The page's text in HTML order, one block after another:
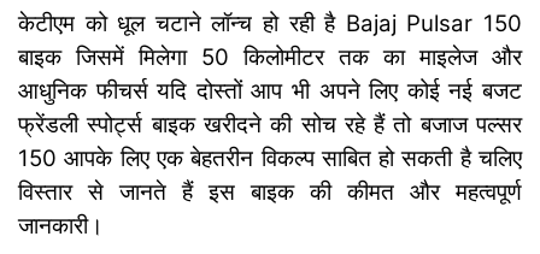
केटीएम को धूल चटाने लॉन्च हो रही है Bajaj Pulsar 150
बाइक जिसमें मिलेगा 50 किलोमीटर तक का माइलेज और
आधुनिक फीचर्स यदि दोस्तों आप भी अपने लिए कोई नई बजट
फ्रेंडली स्पोर्ट्स बाइक खरीदने की सोच रहे हैं तो बजाज पल्सर
150 आपके लिए एक बेहतरीन विकल्प साबित हो सकती है चलिए
विस्तार से जानते हैं इस बाइक की कीमत और महत्वपूर्ण
जानकारी।